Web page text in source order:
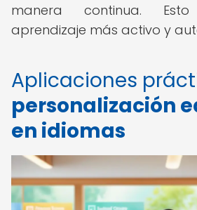
manera continua.
aprendizaje más activo y
Aplicaciones
personalización
en idiomas